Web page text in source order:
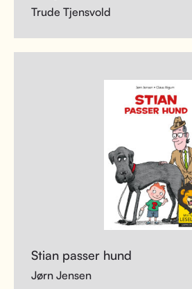
Trude Tjensvold
Stian passer hund
Jørn Jensen